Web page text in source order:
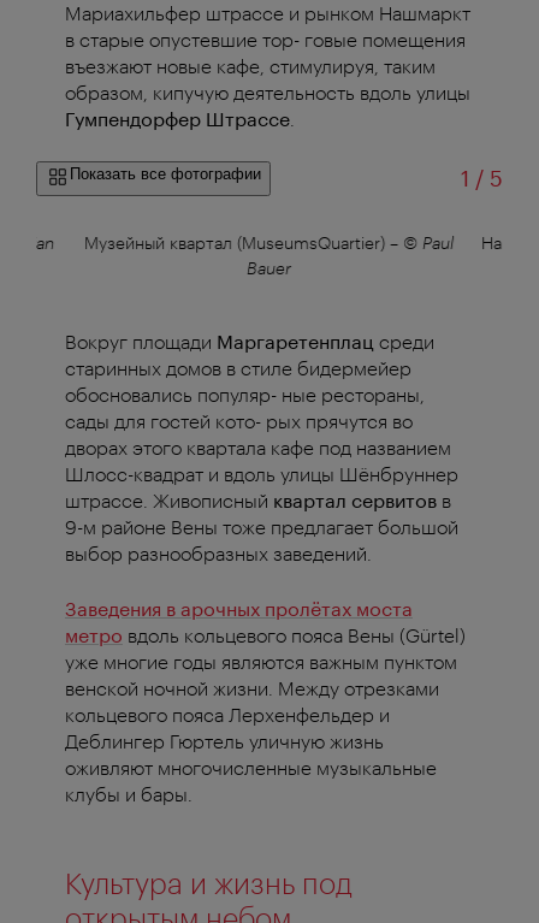
Мариахильфер штрассе и рынком Нашмаркт
в старые опустевшие тор- говые помещения
въезжают новые кафе, стимулируя, таким
образом, кипучую деятельность вдоль улицы
Гумпендорфер Штрассе
Показать все фотографии 1 /из
5
Музейный квартал (MuseumsQuartier) – © Paul
Bauer
Вокруг площади Маргаретенплац среди
старинных домов в стиле бидермейер
обосновались популяр- ные рестораны,
сады для гостей кото- рых прячутся во
дворах этого квартала кафе под названием
Шлосс-квадрат и вдоль улицы Шёнбруннер
штрассе. Живописный квартал сервитов в
9-м районе Вены тоже предлагает большой
выбор разнообразных заведений.
Заведения в арочных пролётах моста
метро вдоль кольцевого пояса Вены (Gürtel)
уже многие годы являются важным пунктом
венской ночной жизни. Между отрезками
кольцевого пояса Лерхенфельдер и
Деблингер Гюртель уличную жизнь
оживляют многочисленные музыкальные
клубы и бары.
Культура и жизнь под